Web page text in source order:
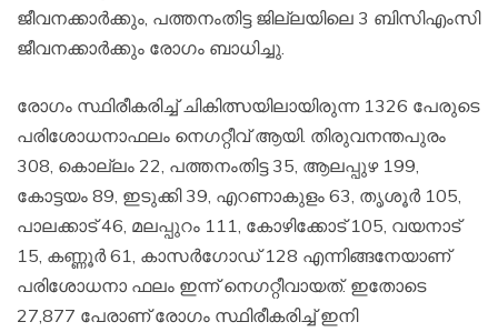
ജീവനക്കാര്‍ക്കും, പത്തനംതിട്ട ജില്ലയിലെ 3 ബിസിഎംസി
ജീവനക്കാര്‍ക്കും രോഗം ബാധിച്ചു.
രോഗം സ്ഥിരീകരിച്ച് ചികിത്സയിലായിരുന്ന 1326 പേരുടെ
പരിശോധനാഫലം നെഗറ്റീവ് ആയി. തിരുവനന്തപുരം
308, കൊല്ലം 22, പത്തനംതിട്ട 35, ആലപ്പുഴ 199,
കോട്ടയം 89, ഇടുക്കി 39, എറണാകുളം 63, തൃശൂര്‍ 105,
പാലക്കാട് 46, മലപ്പുറം 111, കോഴിക്കോട് 105, വയനാട്
15, കണ്ണൂര്‍ 61, കാസര്‍ഗോഡ് 128 എന്നിങ്ങനേയാണ്
പരിശോധനാ ഫലം ഇന്ന് നെഗറ്റീവായത്. ഇതോടെ
27,877 പേരാണ് രോഗം സ്ഥിരീകരിച്ച് ഇനി